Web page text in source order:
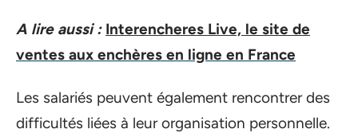
A lire aussi : Interencheres Live, le site de
ventes aux enchères en ligne en France
Les salariés peuvent également rencontrer des
difficultés liées à leur organisation personnelle.